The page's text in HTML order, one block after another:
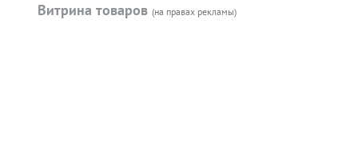
Витрина товаров (на правах рекламы)